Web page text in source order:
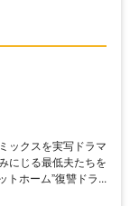
ックスを実写ドラマ
にじる最低夫たちを
トホーム”復讐ドラ...